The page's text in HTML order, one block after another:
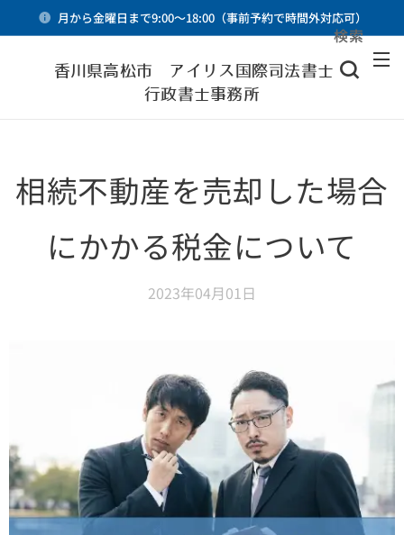
月から金曜日まで9:00～18:00（事前予約で時間外対応可）
香川県高松市 アイリス国際司法書士・
行政書士事務所
検索
相続不動産を売却した場合
にかかる税金について
2023年04月01日